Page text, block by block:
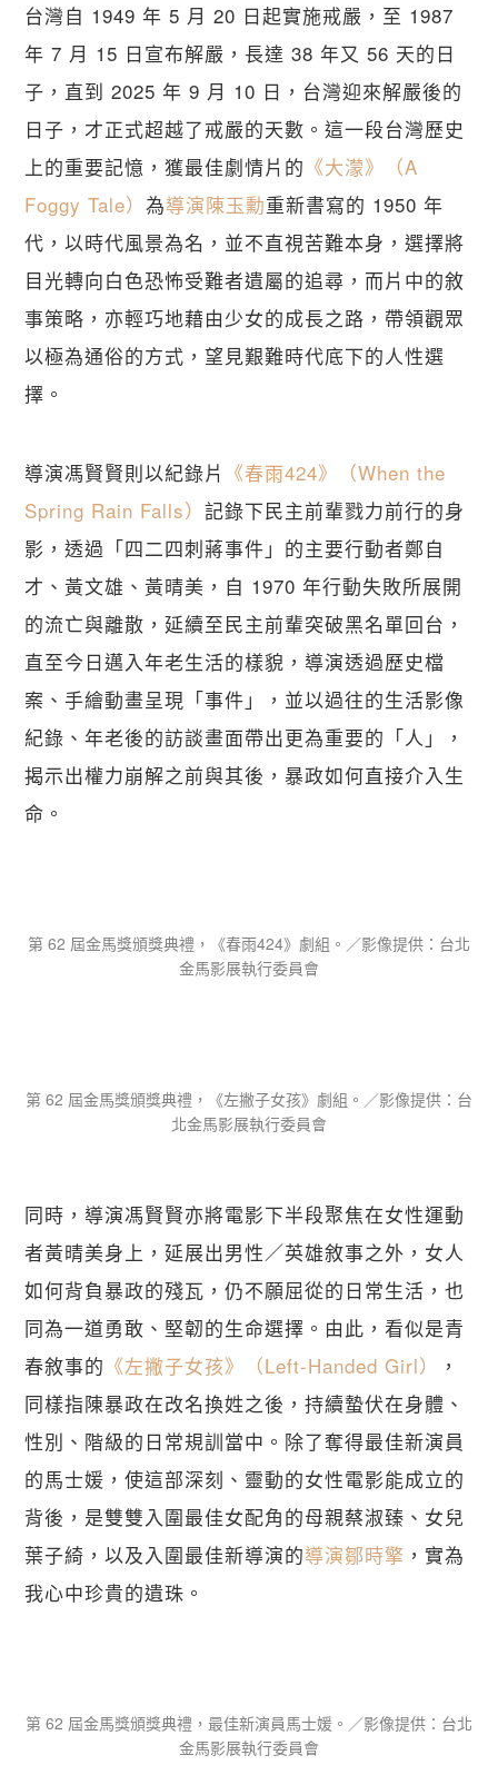
台灣自 1949 年 5 月 20 日起實施戒嚴，至 1987
年 7 月 15 日宣布解嚴，長達 38 年又 56 天的日
子，直到 2025 年 9 月 10 日，台灣迎來解嚴後的
日子，才正式超越了戒嚴的天數。這一段台灣歷史
上的重要記憶，獲最佳劇情片的 《大濛》（A
Foggy Tale）為導演陳玉勳重新書寫的 1950 年
代，以時代風景為名，並不直視苦難本身，選擇將
目光轉向白色恐怖受難者遺屬的追尋，而片中的敘
事策略，亦輕巧地藉由少女的成長之路，帶領觀眾
以極為通俗的方式，望見艱難時代底下的人性選
擇。
導演馮賢賢則以紀錄片 《春雨424》（When the
Spring Rain Falls）記錄下民主前輩戮力前行的身
影，透過「四二四刺蔣事件」的主要行動者鄭自
才、黃文雄、黃晴美，自 1970 年行動失敗所展開
的流亡與離散，延續至民主前輩突破黑名單回台，
直至今日邁入年老生活的樣貌，導演透過歷史檔
案、手繪動畫呈現「事件」，並以過往的生活影像
紀錄、年老後的訪談畫面帶出更為重要的「人」，
揭示出權力崩解之前與其後，暴政如何直接介入生
命。
第 62 屆金馬獎頒獎典禮，《春雨424》劇組。／影像提供：台北
金馬影展執行委員會
第 62 屆金馬獎頒獎典禮，《左撇子女孩》劇組。／影像提供：台
北金馬影展執行委員會
同時，導演馮賢賢亦將電影下半段聚焦在女性運動
者黃晴美身上，延展出男性／英雄敘事之外，女人
如何背負暴政的殘瓦，仍不願屈從的日常生活，也
同為一道勇敢、堅韌的生命選擇。由此，看似是青
春敘事的 《左撇子女孩》（Left-Handed Girl）
，
同樣指陳暴政在改名換姓之後，持續蟄伏在身體、
性別、階級的日常規訓當中。除了奪得最佳新演員
的馬士媛，使這部深刻、靈動的女性電影能成立的
背後，是雙雙入圍最佳女配角的母親蔡淑臻、女兒
葉子綺，以及入圍最佳新導演的導演鄒時擎 ，實為
我心中珍貴的遺珠。
第 62 屆金馬獎頒獎典禮，最佳新演員馬士媛。／影像提供：台北
金馬影展執行委員會